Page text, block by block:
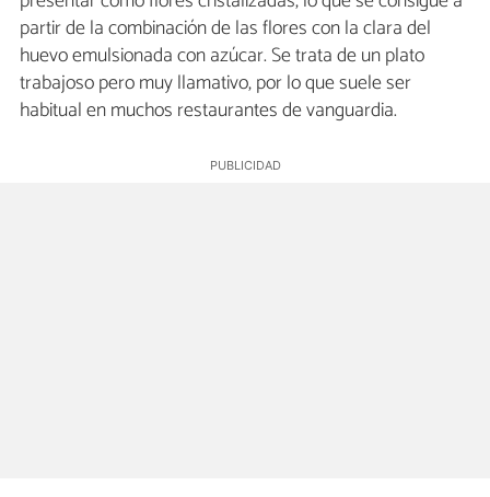
partir de la combinación de las flores con la clara del
huevo emulsionada con azúcar. Se trata de un plato
trabajoso pero muy llamativo, por lo que suele ser
habitual en muchos restaurantes de vanguardia.